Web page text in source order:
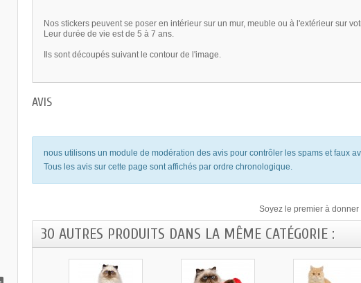
Nos stickers peuvent se poser en intérieur sur un mur, meuble ou à l'extérieur sur
Leur durée de vie est de 5 à 7 ans.
Ils sont découpés suivant le contour de l'image.
AVIS
nous utilisons un module de modération des avis pour contrôler les spams et faux
Tous les avis sur cette page sont affichés par ordre chronologique.
Soyez le premier à donner
30 AUTRES PRODUITS DANS LA MÊME CATÉGORIE :